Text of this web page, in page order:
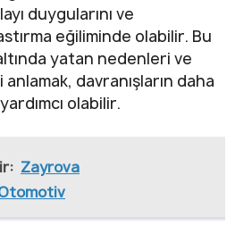
duygularını ve
eğiliminde olabilir. Bu
yatan nedenleri ve
davranışların daha
olabilir.
Zayrova